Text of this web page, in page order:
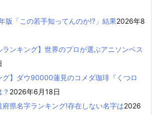
版「この若手知ってんのか!?」結果2026年8
ランキング】世界のプロが選ぶアニソンベス
グ】ダウ90000蓮見のコメダ珈琲『くつロ
2026年6月18日
府県名字ランキング!存在しない名字は2026